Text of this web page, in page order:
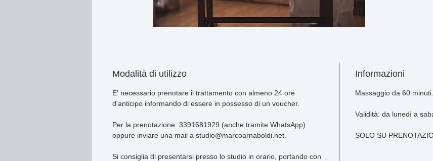
Modalità di utilizzo
E' necessario prenotare il trattamento con almeno 24 ore
d'anticipo informando di essere in possesso di un voucher.
Per la prenotazione: 3391681929 (anche tramite WhatsApp)
oppure inviare una mail a studio@marcoarnaboldi.net.
Si consiglia di presentarsi presso lo studio in orario, portando con
Informazioni
Massaggio da 60 minuti.
Validità: da lunedì a
SOLO SU